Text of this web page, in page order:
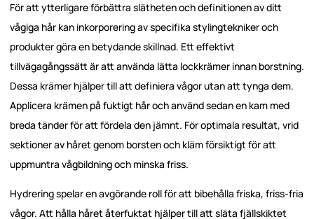
För att ytterligare förbättra slätheten och definitionen av ditt
vågiga hår kan inkorporering av specifika stylingtekniker och
produkter göra en betydande skillnad. Ett effektivt
tillvägagångssätt är att använda lätta lockkrämer innan borstning.
Dessa krämer hjälper till att definiera vågor utan att tynga dem.
Applicera krämen på fuktigt hår och använd sedan en kam med
breda tänder för att fördela den jämnt. För optimala resultat, vrid
sektioner av håret genom borsten och kläm försiktigt för att
uppmuntra vågbildning och minska friss.
Hydrering spelar en avgörande roll för att bibehålla friska, friss-fria
vågor. Att hålla håret återfuktat hjälper till att släta fjällskiktet